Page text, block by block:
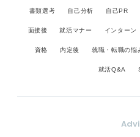
書類選考 自己分析 自己PR
面接後 就活マナー インターン
資格 内定後 就職・転職の悩
就活Q&A